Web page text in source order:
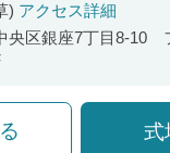
) アクセス詳細
央区銀座7丁目8-10
式